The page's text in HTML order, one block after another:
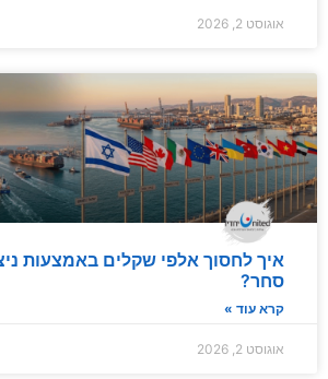
אוגוסט 2, 2026
איך לחסוך אלפי שקלים באמצעות
סחר?
קרא עוד »
אוגוסט 2, 2026